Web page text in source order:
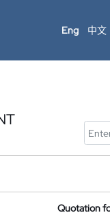
Eng 中文
Quotation